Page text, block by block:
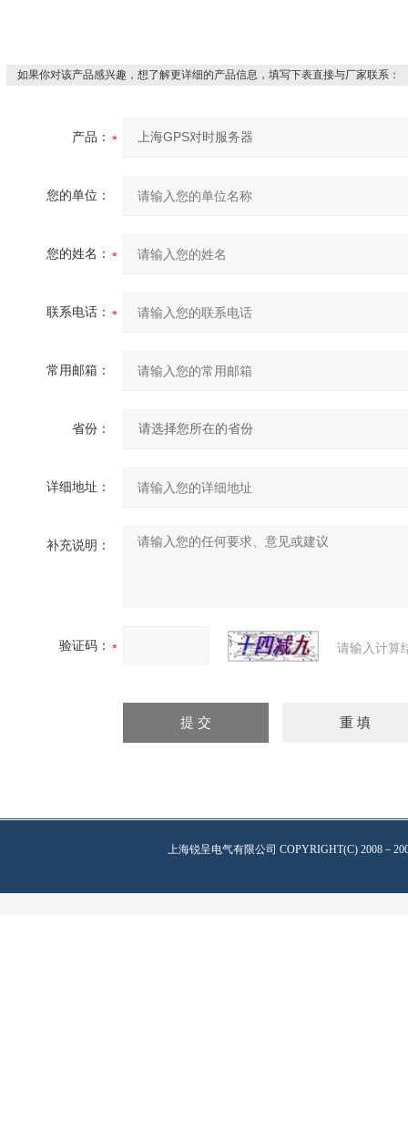
如果你对该产品感兴趣，想了解更详细的产品信息，填写下表直接与厂家联系：
产品：
您的单位：
您的姓名：
联系电话：
常用邮箱：
省份：
详细地址：
补充说明：
验证码： 请输入计算
上海锐呈电气有限公司 COPYRIGHT(C) 2008－